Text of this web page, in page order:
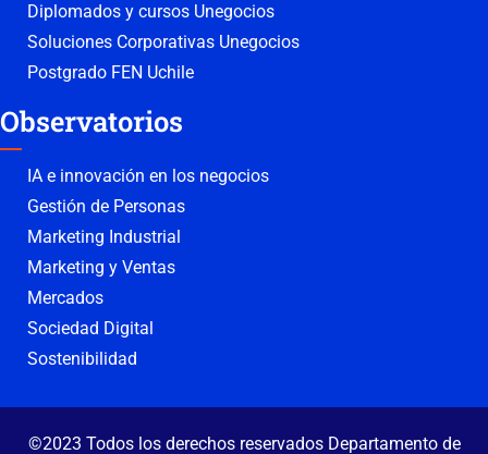
Diplomados y cursos Unegocios
Soluciones Corporativas Unegocios
Postgrado FEN Uchile
Observatorios
IA e innovación en los negocios
Gestión de Personas
Marketing Industrial
Marketing y Ventas
Mercados
Sociedad Digital
Sostenibilidad
©2023 Todos los derechos reservados Departamento de